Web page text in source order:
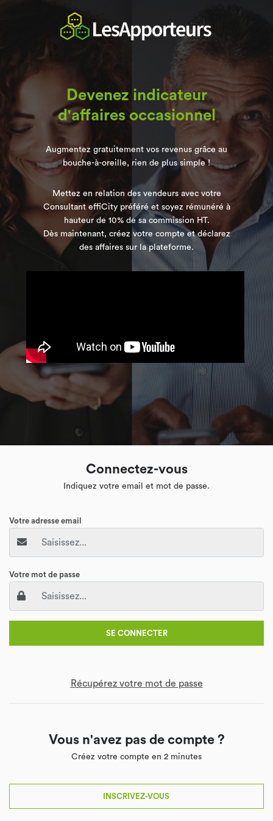
Devenez indicateur
d'affaires occasionnel
Augmentez gratuitement vos revenus grâce au
bouche-à-oreille, rien de plus simple !
Mettez en relation des vendeurs avec votre
Consultant effiCity préféré et soyez rémunéré à
hauteur de 10% de sa commission HT.
Dès maintenant, créez votre compte et déclarez
des affaires sur la plateforme.
Connectez-vous
Indiquez votre email et mot de passe.
Votre adresse email
Votre mot de passe
SE CONNECTER
Récupérez votre mot de passe
Vous n'avez pas de compte ?
Créez votre compte en 2 minutes
INSCRIVEZ-VOUS